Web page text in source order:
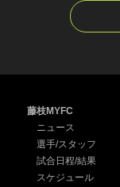
藤枝MYFC
ニュース
選手/スタッフ
試合日程/結果
スケジュール